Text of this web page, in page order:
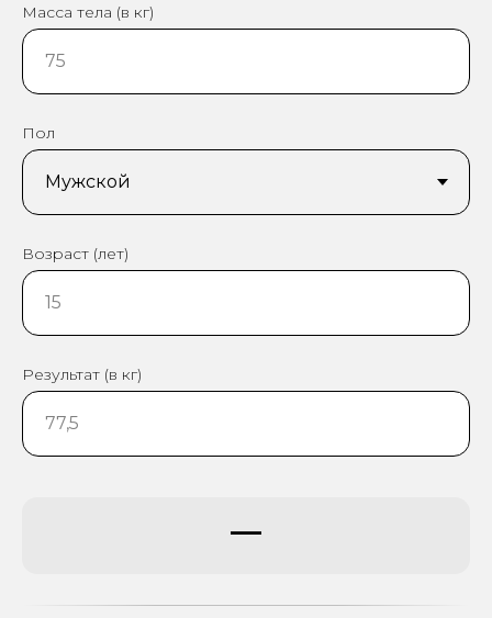
Масса тела (в кг)
Пол
Возраст (лет)
Результат (в кг)
—